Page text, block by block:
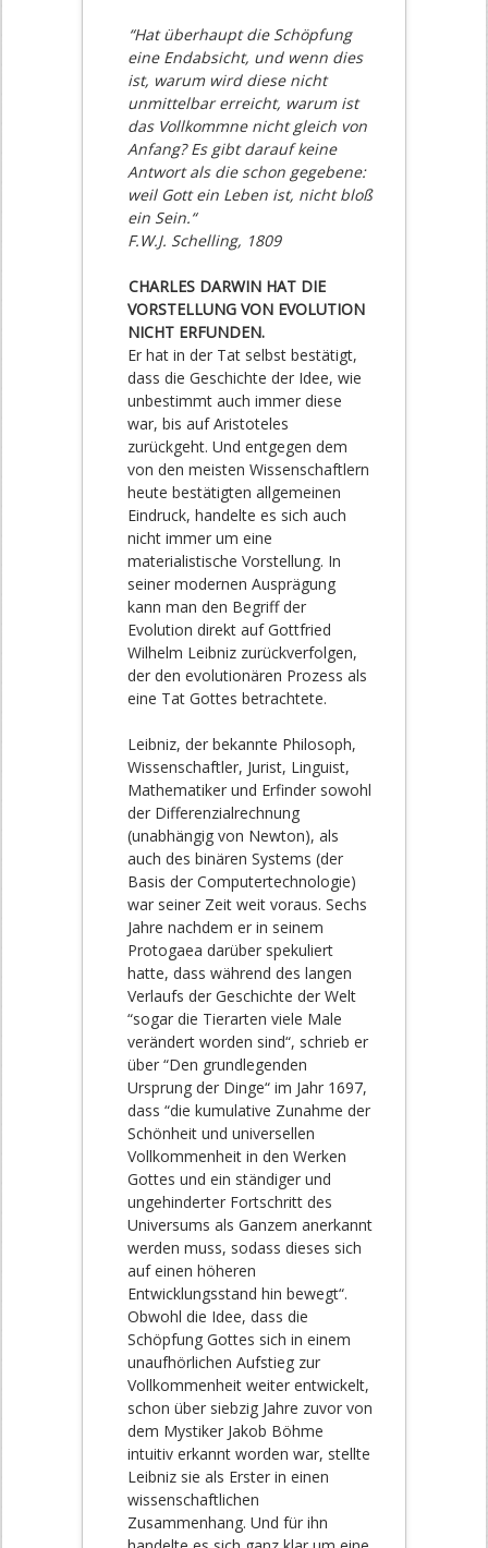
“Hat überhaupt die Schöpfung
eine Endabsicht, und wenn dies
ist, warum wird diese nicht
unmittelbar erreicht, warum ist
das Vollkommne nicht gleich von
Anfang? Es gibt darauf keine
Antwort als die schon gegebene:
weil Gott ein Leben ist, nicht bloß
ein Sein.“
F.W.J. Schelling, 1809
CHARLES DARWIN HAT DIE
VORSTELLUNG VON EVOLUTION
NICHT ERFUNDEN.
Er hat in der Tat selbst bestätigt,
dass die Geschichte der Idee, wie
unbestimmt auch immer diese
war, bis auf Aristoteles
zurückgeht. Und entgegen dem
von den meisten Wissenschaftlern
heute bestätigten allgemeinen
Eindruck, handelte es sich auch
nicht immer um eine
materialistische Vorstellung. In
seiner modernen Ausprägung
kann man den Begriff der
Evolution direkt auf Gottfried
Wilhelm Leibniz zurückverfolgen,
der den evolutionären Prozess als
eine Tat Gottes betrachtete.
Leibniz, der bekannte Philosoph,
Wissenschaftler, Jurist, Linguist,
Mathematiker und Erfinder sowohl
der Differenzialrechnung
(unabhängig von Newton), als
auch des binären Systems (der
Basis der Computertechnologie)
war seiner Zeit weit voraus. Sechs
Jahre nachdem er in seinem
Protogaea darüber spekuliert
hatte, dass während des langen
Verlaufs der Geschichte der Welt
“sogar die Tierarten viele Male
verändert worden sind“, schrieb er
über “Den grundlegenden
Ursprung der Dinge“ im Jahr 1697,
dass “die kumulative Zunahme der
Schönheit und universellen
Vollkommenheit in den Werken
Gottes und ein ständiger und
ungehinderter Fortschritt des
Universums als Ganzem anerkannt
werden muss, sodass dieses sich
auf einen höheren
Entwicklungsstand hin bewegt“.
Obwohl die Idee, dass die
Schöpfung Gottes sich in einem
unaufhörlichen Aufstieg zur
Vollkommenheit weiter entwickelt,
schon über siebzig Jahre zuvor von
dem Mystiker Jakob Böhme
intuitiv erkannt worden war, stellte
Leibniz sie als Erster in einen
wissenschaftlichen
Zusammenhang. Und für ihn